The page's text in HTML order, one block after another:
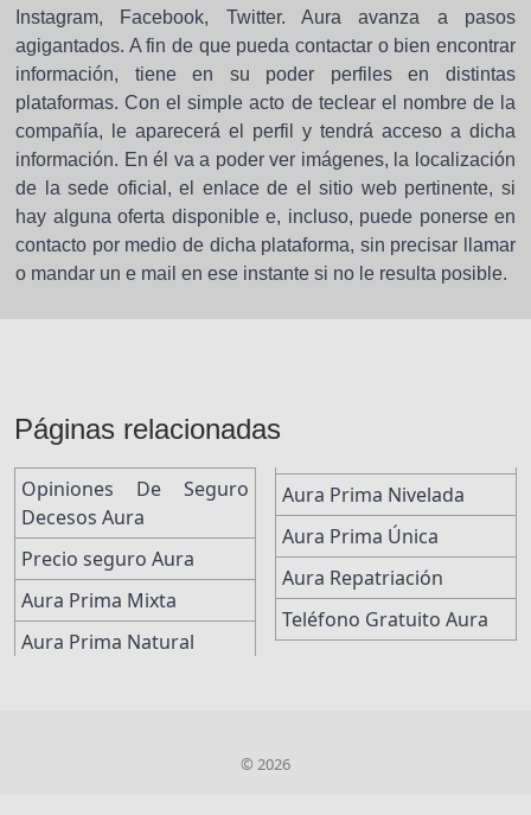
Instagram, Facebook, Twitter. Aura avanza a pasos
agigantados. A fin de que pueda contactar o bien encontrar
información, tiene en su poder perfiles en distintas
plataformas. Con el simple acto de teclear el nombre de la
compañía, le aparecerá el perfil y tendrá acceso a dicha
información. En él va a poder ver imágenes, la localización
de la sede oficial, el enlace de el sitio web pertinente, si
hay alguna oferta disponible e, incluso, puede ponerse en
contacto por medio de dicha plataforma, sin precisar llamar
o mandar un e mail en ese instante si no le resulta posible.
Páginas relacionadas
Opiniones De Seguro
Decesos Aura
Precio seguro Aura
Aura Prima Mixta
Aura Prima Natural
Aura Prima Nivelada
Aura Prima Única
Aura Repatriación
Teléfono Gratuito Aura
© 2026